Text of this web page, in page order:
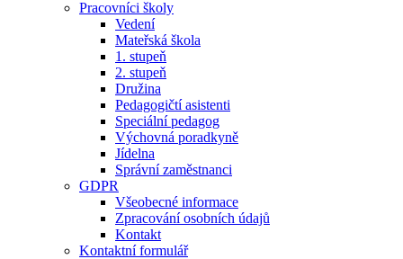
Pracovníci školy
Vedení
Mateřská škola
1. stupeň
2. stupeň
Družina
Pedagogičtí asistenti
Speciální pedagog
Výchovná poradkyně
Jídelna
Správní zaměstnanci
GDPR
Všeobecné informace
Zpracování osobních údajů
Kontakt
Kontaktní formulář